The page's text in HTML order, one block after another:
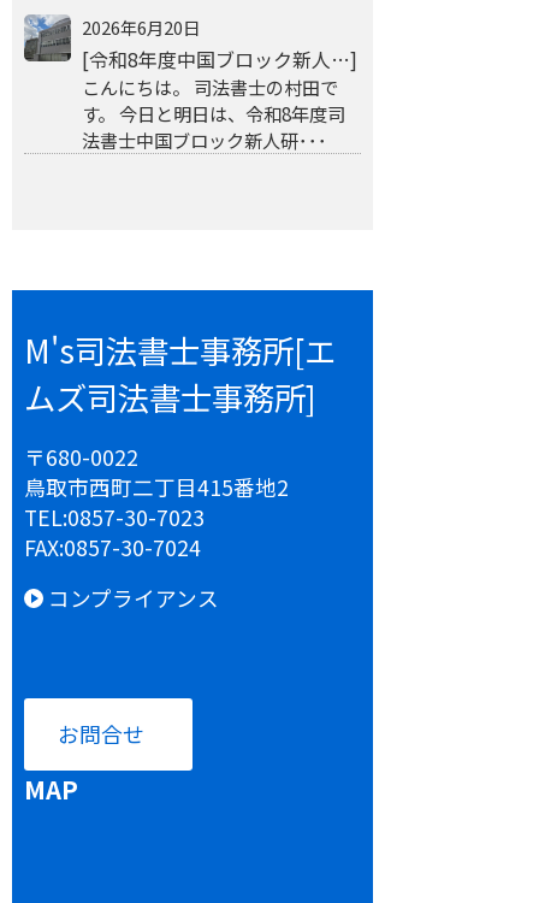
2026年6月20日
[令和8年度中国ブロック新人…]
こんにちは。 司法書士の村田で
す。 今日と明日は、令和8年度司
法書士中国ブロック新人研･･･
M's司法書士事務所[エ
ムズ司法書士事務所]
〒680-0022
鳥取市西町二丁目415番地2
TEL:0857-30-7023
FAX:0857-30-7024
コンプライアンス
お問合せ
MAP